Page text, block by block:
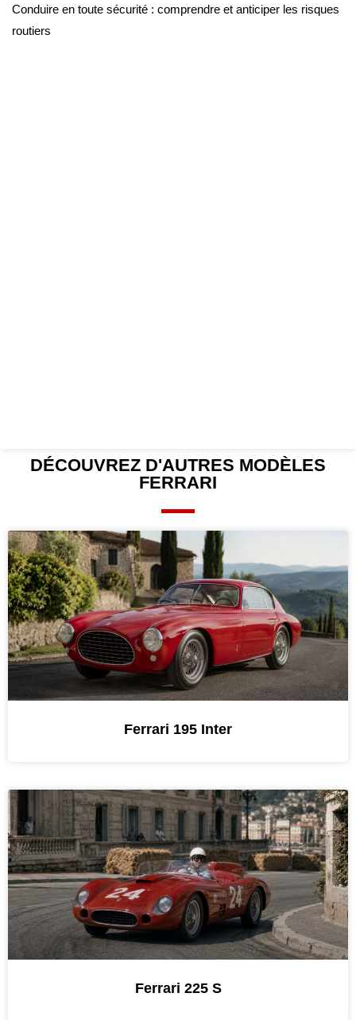
Conduire en toute sécurité : comprendre et anticiper les risques
routiers
DÉCOUVREZ D'AUTRES MODÈLES
FERRARI
Ferrari 195 Inter
Ferrari 225 S